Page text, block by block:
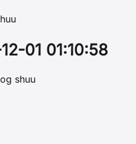
01 01:10:58
shuu